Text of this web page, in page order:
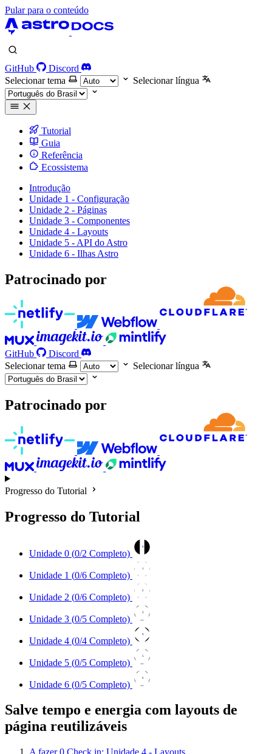
Pular para o conteúdo
GitHub
Discord
Selecionar tema
Selecionar língua
Tutorial
Guia
Referência
Ecossistema
Introdução
Unidade 1 - Configuração
Unidade 2 - Páginas
Unidade 3 - Componentes
Unidade 4 - Layouts
Unidade 5 - API do Astro
Unidade 6 - Ilhas Astro
Patrocinado por
GitHub
Discord
Selecionar tema
Selecionar língua
Patrocinado por
Progresso do Tutorial
Progresso do Tutorial
Unidade 0 (0/2 Completo)
0
Unidade 1 (0/6 Completo)
1
Unidade 2 (0/6 Completo)
2
Unidade 3 (0/5 Completo)
3
Unidade 4 (0/4 Completo)
4
Unidade 5 (0/5 Completo)
5
Unidade 6 (0/5 Completo)
6
Salve tempo e energia com layouts de
página reutilizáveis